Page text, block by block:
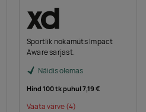
Sportlik nokamüts Impact
Aware sarjast.
Näidis olemas
Hind 100 tk puhul7,19 €
Vaata värve(4)